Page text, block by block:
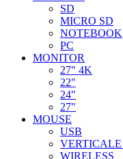
SD
MICRO SD
NOTEBOOK
PC
MONITOR
27" 4K
22"
24"
27"
MOUSE
USB
VERTICALE
WIRELESS